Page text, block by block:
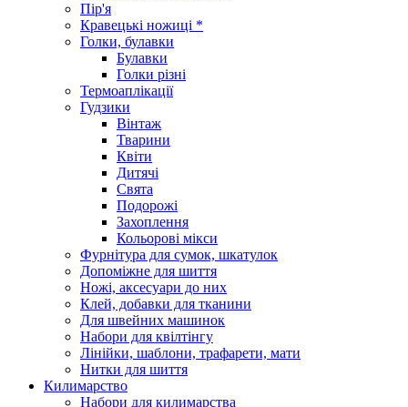
Пір'я
Кравецькі ножиці *
Голки, булавки
Булавки
Голки різні
Термоаплікації
Гудзики
Вінтаж
Тварини
Квіти
Дитячі
Свята
Подорожі
Захоплення
Кольорові мікси
Фурнітура для сумок, шкатулок
Допоміжне для шиття
Ножі, аксесуари до них
Клей, добавки для тканини
Для швейних машинок
Набори для квілтінгу
Лінійки, шаблони, трафарети, мати
Нитки для шиття
Килимарство
Набори для килимарства